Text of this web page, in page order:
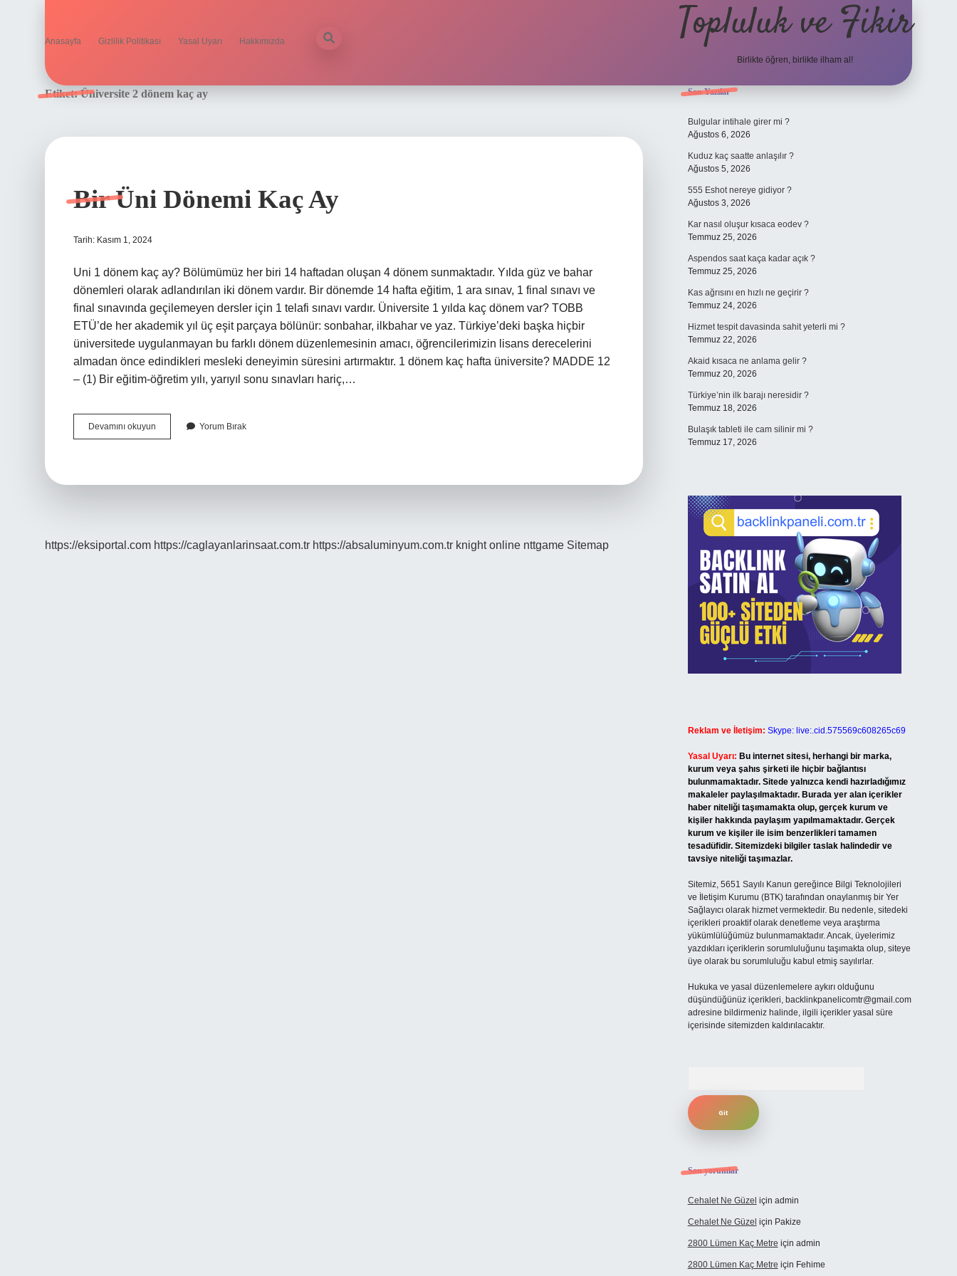
Anasayfa Gizlilik Politikası Yasal Uyarı Hakkımızda Topluluk ve Fikir
Birlikte öğren, birlikte ilham al!
Etiket:Üniversite 2 dönem kaç ay
Bir Üni Dönemi Kaç Ay
Tarih: Kasım 1, 2024
Uni 1 dönem kaç ay? Bölümümüz her biri 14 haftadan oluşan 4 dönem sunmaktadır. Yılda güz ve bahar
dönemleri olarak adlandırılan iki dönem vardır. Bir dönemde 14 hafta eğitim, 1 ara sınav, 1 final sınavı ve
final sınavında geçilemeyen dersler için 1 telafi sınavı vardır. Üniversite 1 yılda kaç dönem var? TOBB
ETÜ’de her akademik yıl üç eşit parçaya bölünür: sonbahar, ilkbahar ve yaz. Türkiye’deki başka hiçbir
üniversitede uygulanmayan bu farklı dönem düzenlemesinin amacı, öğrencilerimizin lisans derecelerini
almadan önce edindikleri mesleki deneyimin süresini artırmaktır. 1 dönem kaç hafta üniversite? MADDE 12
– (1) Bir eğitim-öğretim yılı, yarıyıl sonu sınavları hariç,…
Devamını okuyun
Üni
Yorum Bırak
https://eksiportal.com https://caglayanlarinsaat.com.tr https://absaluminyum.com.tr knight online nttgame Sitemap
Sidebar
Son Yazılar
Bulgular intihale girer mi ?
Ağustos 6, 2026
Kuduz kaç saatte anlaşılır ?
Ağustos 5, 2026
555 Eshot nereye gidiyor ?
Ağustos 3, 2026
Kar nasıl oluşur kısaca eodev ?
Temmuz 25, 2026
Aspendos saat kaça kadar açık ?
Temmuz 25, 2026
Kas ağrısını en hızlı ne geçirir ?
Temmuz 24, 2026
Hizmet tespit davasinda sahit yeterli mi ?
Temmuz 22, 2026
Akaid kısaca ne anlama gelir ?
Temmuz 20, 2026
Türkiye’nin ilk barajı neresidir ?
Temmuz 18, 2026
Bulaşık tableti ile cam silinir mi ?
Temmuz 17, 2026
Reklam ve İletişim: Skype: live:.cid.575569c608265c69
Yasal Uyarı: Bu internet sitesi, herhangi bir marka,
kurum veya şahıs şirketi ile hiçbir bağlantısı
bulunmamaktadır. Sitede yalnızca kendi hazırladığımız
makaleler paylaşılmaktadır. Burada yer alan içerikler
haber niteliği taşımamakta olup, gerçek kurum ve
kişiler hakkında paylaşım yapılmamaktadır. Gerçek
kurum ve kişiler ile isim benzerlikleri tamamen
tesadüfidir. Sitemizdeki bilgiler taslak halindedir ve
tavsiye niteliği taşımazlar.
Sitemiz, 5651 Sayılı Kanun gereğince Bilgi Teknolojileri
ve İletişim Kurumu (BTK) tarafından onaylanmış bir Yer
Sağlayıcı olarak hizmet vermektedir. Bu nedenle, sitedeki
içerikleri proaktif olarak denetleme veya araştırma
yükümlülüğümüz bulunmamaktadır. Ancak, üyelerimiz
yazdıkları içeriklerin sorumluluğunu taşımakta olup, siteye
üye olarak bu sorumluluğu kabul etmiş sayılırlar.
Hukuka ve yasal düzenlemelere aykırı olduğunu
düşündüğünüz içerikleri, backlinkpanelicomtr@gmail.com
adresine bildirmeniz halinde, ilgili içerikler yasal süre
içerisinde sitemizden kaldırılacaktır.
Son yorumlar
Cehalet Ne Güzel için admin
Cehalet Ne Güzel için Pakize
2800 Lümen Kaç Metre için admin
2800 Lümen Kaç Metre için Fehime